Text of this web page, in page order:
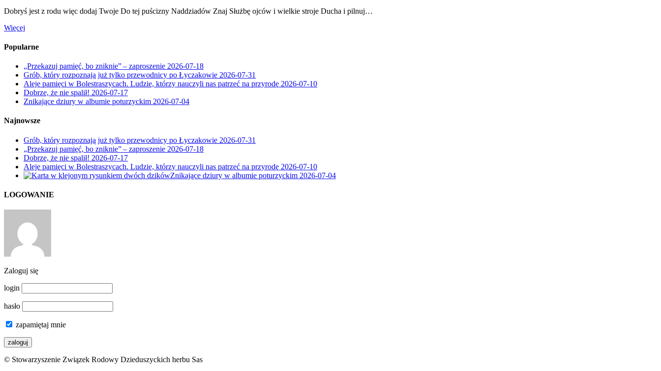
Dobryś jest z rodu więc dodaj Twoje Do tej puścizny Naddziadów Znaj Służbę ojców i wielkie stroje Ducha i pilnuj…
Więcej
Popularne
„Przekazuj pamięć, bo zniknie” – zaproszenie 2026-07-18
Grób, który rozpoznają już tylko przewodnicy po Łyczakowie 2026-07-31
Aleje pamięci w Bolestraszycach. Ludzie, którzy nauczyli nas patrzeć na przyrodę 2026-07-10
Dobrze, że nie spalił! 2026-07-17
Znikające dziury w albumie poturzyckim 2026-07-04
Najnowsze
Grób, który rozpoznają już tylko przewodnicy po Łyczakowie 2026-07-31
„Przekazuj pamięć, bo zniknie” – zaproszenie 2026-07-18
Dobrze, że nie spalił! 2026-07-17
Aleje pamięci w Bolestraszycach. Ludzie, którzy nauczyli nas patrzeć na przyrodę 2026-07-10
Znikające dziury w albumie poturzyckim 2026-07-04
LOGOWANIE
Zaloguj się
login
hasło
zapamiętaj mnie
© Stowarzyszenie Związek Rodowy Dzieduszyckich herbu Sas